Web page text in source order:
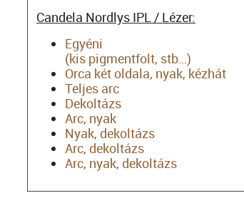
Candela Nordlys IPL / Lézer:
Egyéni
(kis pigmentfolt, stb…)
Orca két oldala, nyak, kézhát
Teljes arc
Dekoltázs
Arc, nyak
Nyak, dekoltázs
Arc, dekoltázs
Arc, nyak, dekoltázs